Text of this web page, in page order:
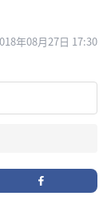
年08月27日 17:30